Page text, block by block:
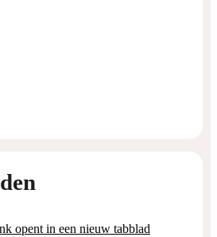
opent in een nieuw tabblad